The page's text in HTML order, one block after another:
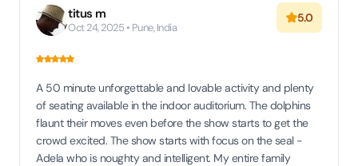
titus m
Oct 24, 2025 • Pune, India
5.0
A 50 minute unforgettable and lovable activity and plenty
of seating available in the indoor auditorium. The dolphins
flaunt their moves even before the show starts to get the
crowd excited. The show starts with focus on the seal -
Adela who is noughty and intelligent. My entire family